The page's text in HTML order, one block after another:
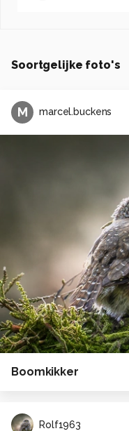
Soortgelijke foto's
M marcel.buckens
Boomkikker
Rolf1963